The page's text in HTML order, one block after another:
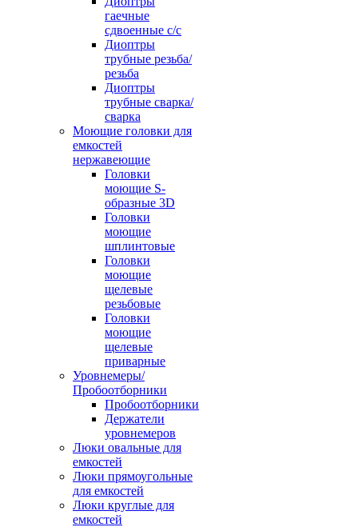
гаечные
сдвоенные c/c
Диоптры
трубные резьба/
резьба
Диоптры
трубные сварка/
сварка
Моющие головки для
емкостей
нержавеющие
Головки
моющие S-
образные 3D
Головки
моющие
шплинтовые
Головки
моющие
щелевые
резьбовые
Головки
моющие
щелевые
приварные
Уровнемеры/
Пробоотборники
Пробоотборники
Держатели
уровнемеров
Люки овальные для
емкостей
Люки прямоугольные
для емкостей
Люки круглые для
емкостей